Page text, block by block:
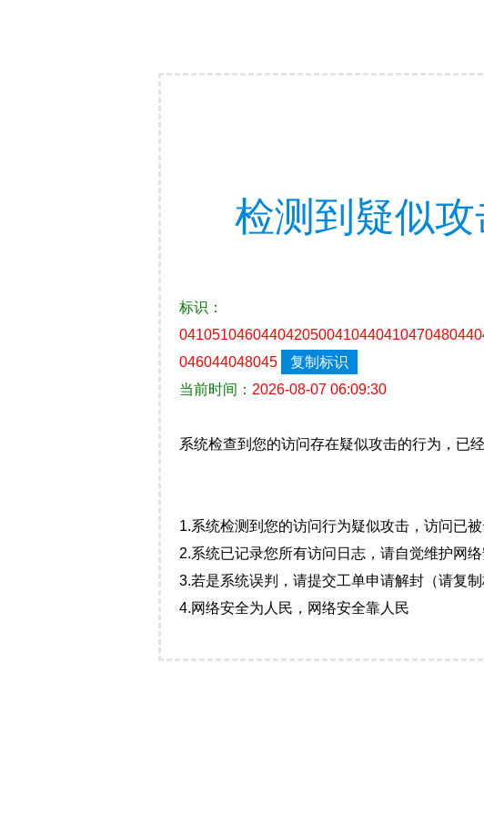
检测到疑似
标识：
046044048045
复制标识
当前时间： 2026-08-07 06:09:30
系统检查到您的访问存在疑似攻击的行为，已
1.系统检测到您的访问行为疑似攻击，访问已
2.系统已记录您所有访问日志，请自觉维护网
3.若是系统误判，请提交工单申请解封（请复制
4.网络安全为人民，网络安全靠人民